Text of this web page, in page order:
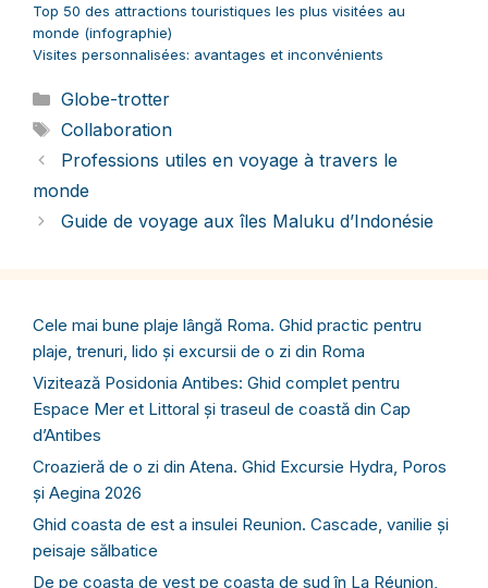
Top 50 des attractions touristiques les plus visitées au
monde (infographie)
Visites personnalisées: avantages et inconvénients
Catégories
Globe-trotter
Étiquettes
Collaboration
Professions utiles en voyage à travers le
monde
Guide de voyage aux îles Maluku d’Indonésie
Cele mai bune plaje lângă Roma. Ghid practic pentru
plaje, trenuri, lido și excursii de o zi din Roma
Vizitează Posidonia Antibes: Ghid complet pentru
Espace Mer et Littoral și traseul de coastă din Cap
d’Antibes
Croazieră de o zi din Atena. Ghid Excursie Hydra, Poros
și Aegina 2026
Ghid coasta de est a insulei Reunion. Cascade, vanilie și
peisaje sălbatice
De pe coasta de vest pe coasta de sud în La Réunion,